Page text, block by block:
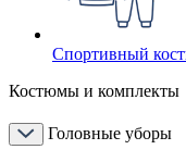
Спортивный
Костюмы и комплекты
Головные уборы